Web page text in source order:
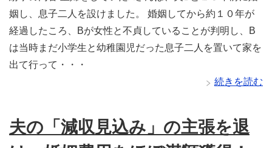
姻し、息子二人を設けました。 婚姻してから約１０年が
経過したころ、Bが女性と不貞していることが判明し、B
は当時まだ小学生と幼稚園児だった息子二人を置いて家を
出て行って・・・
続きを読む
夫の「減収見込み」の主張を退